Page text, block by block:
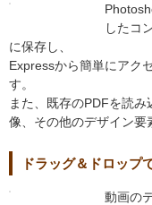
したコ
に保存し、
Expressから簡単にアク
す。
また、既存のPDFを読
像、その他のデザイン要
ドラッグ＆ドロップ
動画の